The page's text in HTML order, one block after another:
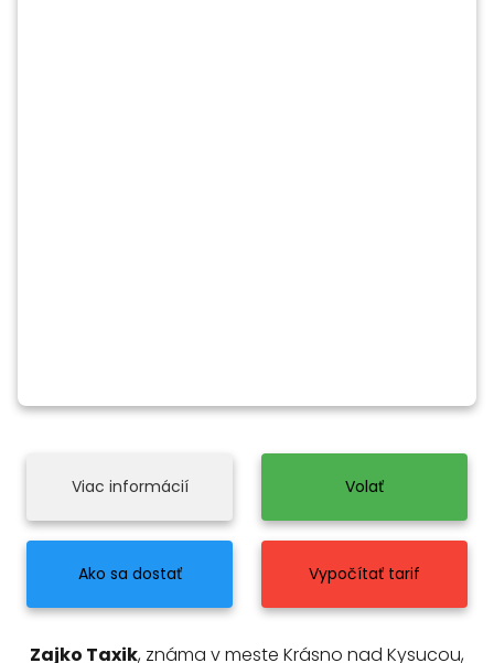
Viac informácií Volať
Ako sa dostať Vypočítať tarif
Zajko Taxik, známa v meste Krásno nad Kysucou,